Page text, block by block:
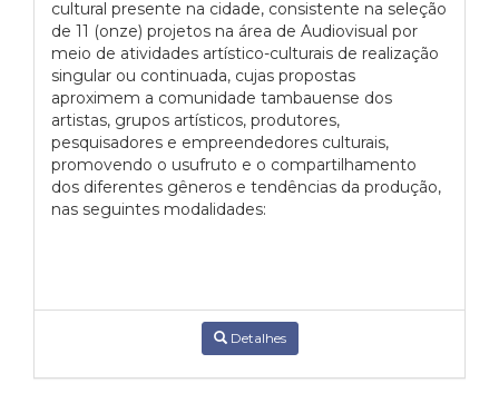
cultural presente na cidade, consistente na seleção
de 11 (onze) projetos na área de Audiovisual por
meio de atividades artístico-culturais de realização
singular ou continuada, cujas propostas
aproximem a comunidade tambauense dos
artistas, grupos artísticos, produtores,
pesquisadores e empreendedores culturais,
promovendo o usufruto e o compartilhamento
dos diferentes gêneros e tendências da produção,
nas seguintes modalidades:
Detalhes